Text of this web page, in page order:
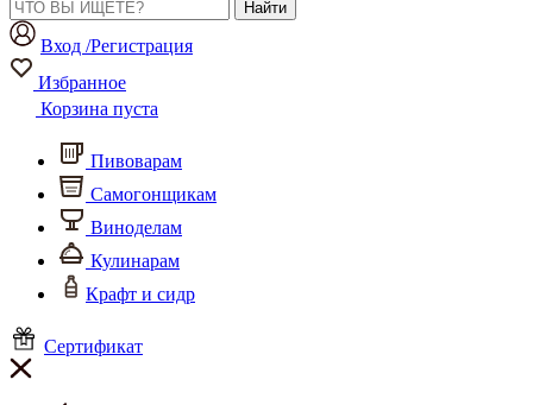
Найти
Вход /Регистрация
Избранное
Корзина пуста
Пивоварам
Самогонщикам
Виноделам
Кулинарам
Крафт и сидр
Сертификат